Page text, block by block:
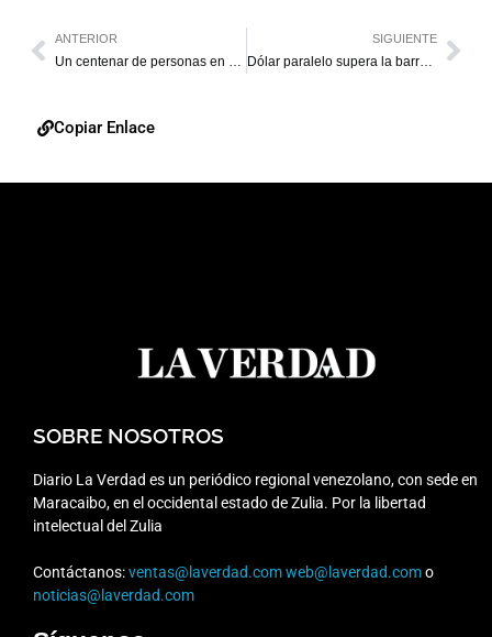
ANTERIOR
Un centenar de personas en riesgo de condena a muerte en Irán, según ONG
SIGUIENTE
Dólar paralelo supera la barrera de los Bs. 19 y se ubica en Bs. 19,20
Copiar Enlace
SOBRE NOSOTROS
Diario La Verdad es un periódico regional venezolano, con sede en
Maracaibo, en el occidental estado de Zulia. Por la libertad
intelectual del Zulia
Contáctanos:ventas@laverdad.comweb@laverdad.como
noticias@laverdad.com